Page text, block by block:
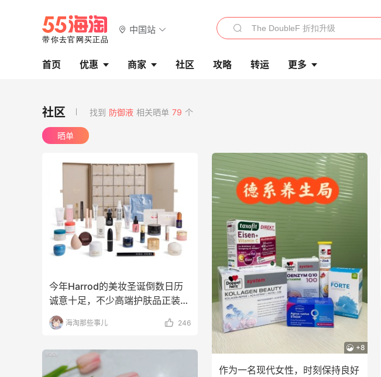
中国站
首页 优惠 商家 社区 攻略 转运 更多
找到 防御液 相关晒单 79 个
晒单
今年Harrod的美妆圣诞倒数日历
诚意十足，不少高端护肤品正装，
经典品牌一个都不
海淘那些事儿 246
+8
作为一名现代女性，时刻保持良好
adidas HK：精选正价产品
促销！入球衣、金属银跆拳
道鞋等
【55专享】Bobbi Brown 美
网：美妆礼遇！满$150立省
Sandro us：限时闪促！法
式美衣精选
低至2折 千鸟格连衣裙$95
上新热卖 关注 PRADA、